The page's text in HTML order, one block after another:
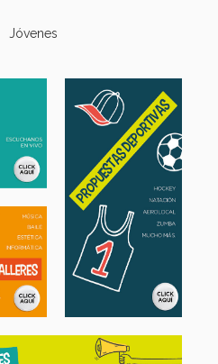
Jóvenes